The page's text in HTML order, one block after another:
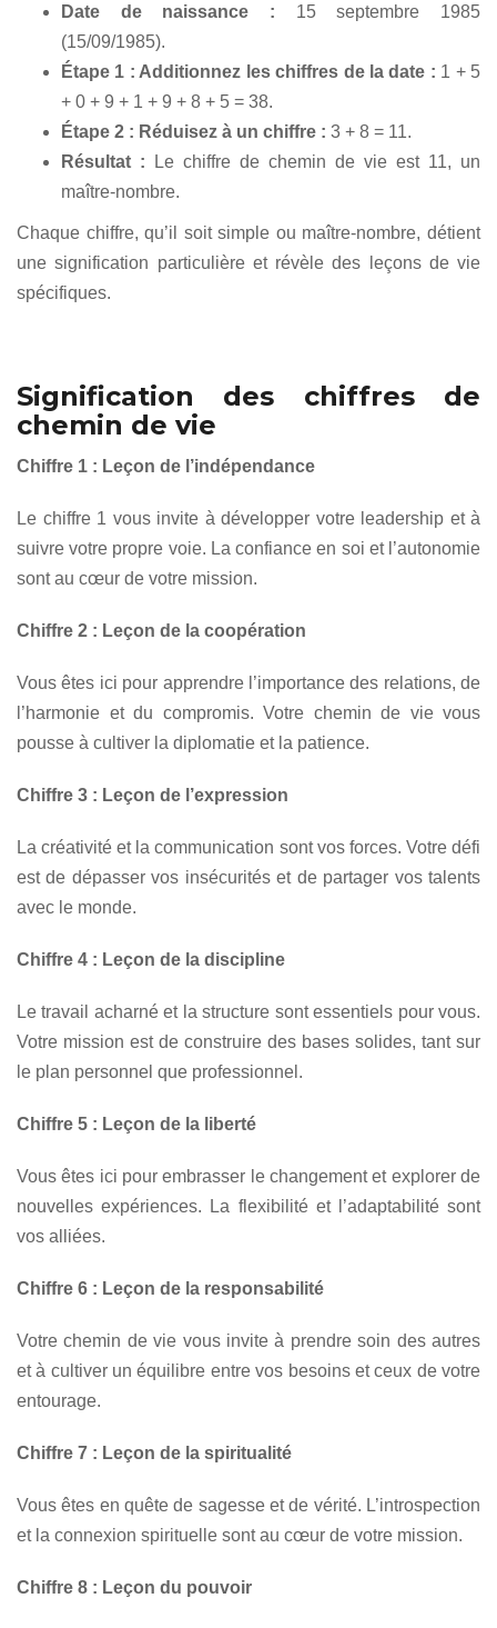
Date de naissance : 15 septembre 1985
(15/09/1985).
Étape 1 : Additionnez les chiffres de la date : 1 + 5
+ 0 + 9 + 1 + 9 + 8 + 5 = 38.
Étape 2 : Réduisez à un chiffre : 3 + 8 = 11.
Résultat :
Le chiffre de chemin de vie est 11, un
maître-nombre.
Chaque chiffre, qu’il soit simple ou maître-nombre, détient
une signification particulière et révèle des leçons de vie
spécifiques.
Signification des chiffres de
chemin de vie
Chiffre 1 : Leçon de l’indépendance
Le chiffre 1 vous invite à développer votre leadership et à
suivre votre propre voie. La confiance en soi et l’autonomie
sont au cœur de votre mission.
Chiffre 2 : Leçon de la coopération
Vous êtes ici pour apprendre l’importance des relations, de
l’harmonie et du compromis. Votre chemin de vie vous
pousse à cultiver la diplomatie et la patience.
Chiffre 3 : Leçon de l’expression
La créativité et la communication sont vos forces. Votre défi
est de dépasser vos insécurités et de partager vos talents
avec le monde.
Chiffre 4 : Leçon de la discipline
Le travail acharné et la structure sont essentiels pour vous.
Votre mission est de construire des bases solides, tant sur
le plan personnel que professionnel.
Chiffre 5 : Leçon de la liberté
Vous êtes ici pour embrasser le changement et explorer de
nouvelles expériences. La flexibilité et l’adaptabilité sont
vos alliées.
Chiffre 6 : Leçon de la responsabilité
Votre chemin de vie vous invite à prendre soin des autres
et à cultiver un équilibre entre vos besoins et ceux de votre
entourage.
Chiffre 7 : Leçon de la spiritualité
Vous êtes en quête de sagesse et de vérité. L’introspection
et la connexion spirituelle sont au cœur de votre mission.
Chiffre 8 : Leçon du pouvoir